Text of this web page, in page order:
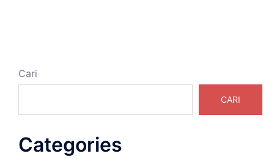
Cari
CARI
Categories